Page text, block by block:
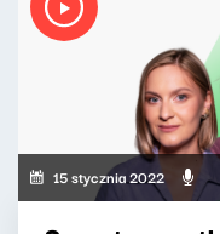
15 stycznia 2022